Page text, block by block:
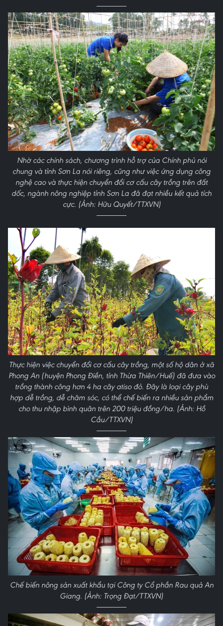
Nhờ các chính sách, chương trình hỗ trợ của Chính phủ nói
chung và tỉnh Sơn La nói riêng, cũng như việc ứng dụng công
nghệ cao và thực hiện chuyển đổi cơ cấu cây trồng trên đất
dốc, ngành nông nghiệp tỉnh Sơn La đã đạt nhiều kết quả tích
cực. (Ảnh: Hữu Quyết/TTXVN)
Thực hiện việc chuyển đổi cơ cấu cây trồng, một số hộ dân ở xã
Phong An (huyện Phong Điền, tỉnh Thừa Thiên/Huế) đã đưa vào
trồng thành công hơn 4 ha cây atiso đỏ. Đây là loại cây phù
hợp dễ trồng, dễ chăm sóc, có thể chế biến ra nhiều sản phẩm
cho thu nhập bình quân trên 200 triệu đồng/ha. (Ảnh: Hồ
Cầu/TTXVN)
Chế biến nông sản xuất khẩu tại Công ty Cổ phần Rau quả An
Giang. (Ảnh: Trọng Đạt/TTXVN)